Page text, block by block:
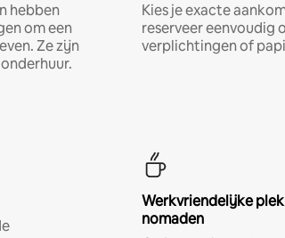
hebben
om een
Ze zijn
Kies je exacte
reserveer eenvoudig
verplichtingen of
Werkvriendelijke
nomaden